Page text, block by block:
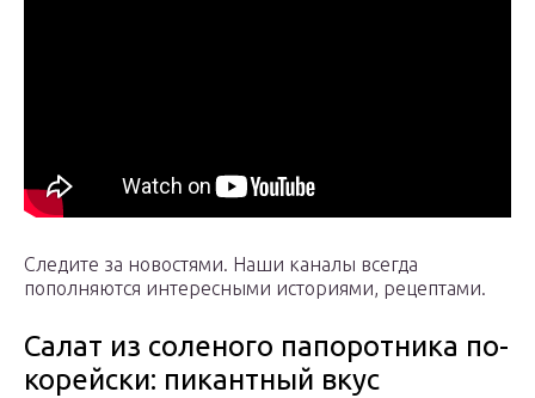
Следите за новостями. Наши каналы всегда
пополняются интересными историями, рецептами.
Салат из соленого папоротника по-
корейски: пикантный вкус